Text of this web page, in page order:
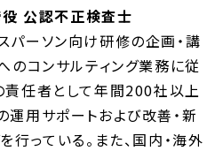
役 公認不正検査士
ーソン向け研修の企画・講
のコンサルティング業務に従
責任者として年間200社以上
用サポートおよび改善・新
っている。また、国内・海外